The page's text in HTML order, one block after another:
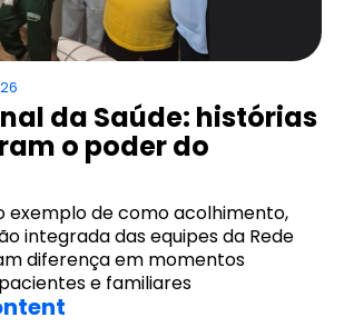
da Saúde: histórias
o poder do
exemplo de como acolhimento,
integrada das equipes da Rede
diferença em momentos
e familiares